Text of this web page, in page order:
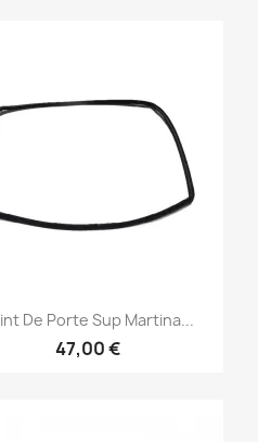
Aperçu rapide
De Porte Sup Martina...
47,00 €